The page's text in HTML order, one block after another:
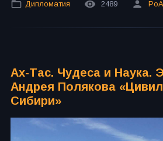
Дипломатия 2489
Ах-Тас. Чудеса и Наука.
Андрея Полякова
Сибири»